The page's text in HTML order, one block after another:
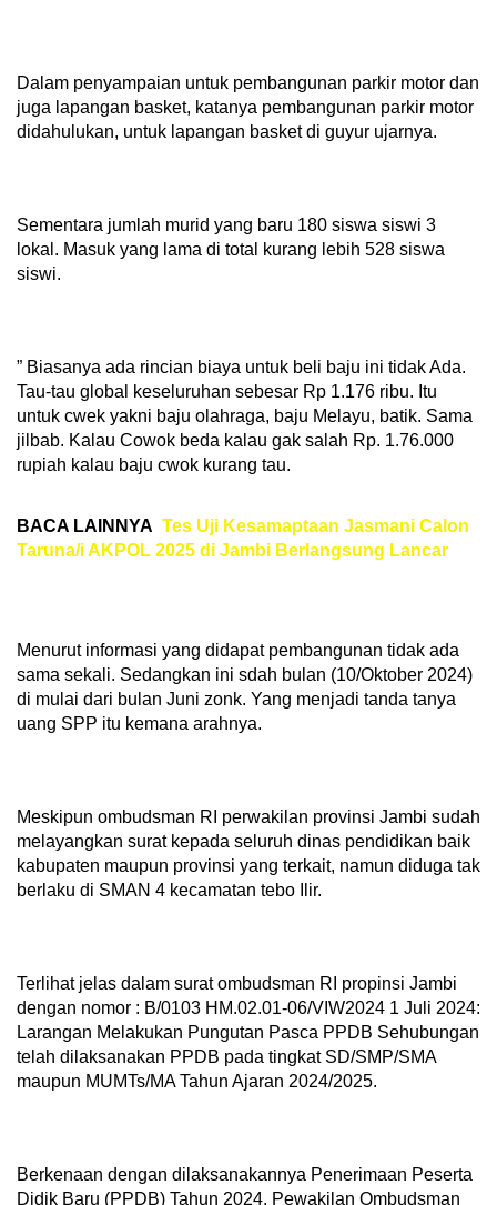
Dalam penyampaian untuk pembangunan parkir motor dan
juga lapangan basket, katanya pembangunan parkir motor
didahulukan, untuk lapangan basket di guyur ujarnya.
Sementara jumlah murid yang baru 180 siswa siswi 3
lokal. Masuk yang lama di total kurang lebih 528 siswa
siswi.
” Biasanya ada rincian biaya untuk beli baju ini tidak Ada.
Tau-tau global keseluruhan sebesar Rp 1.176 ribu. Itu
untuk cwek yakni baju olahraga, baju Melayu, batik. Sama
jilbab. Kalau Cowok beda kalau gak salah Rp. 1.76.000
rupiah kalau baju cwok kurang tau.
BACA LAINNYA Tes Uji Kesamaptaan Jasmani Calon
Taruna/i AKPOL 2025 di Jambi Berlangsung Lancar
Menurut informasi yang didapat pembangunan tidak ada
sama sekali. Sedangkan ini sdah bulan (10/Oktober 2024)
di mulai dari bulan Juni zonk. Yang menjadi tanda tanya
uang SPP itu kemana arahnya.
Meskipun ombudsman RI perwakilan provinsi Jambi sudah
melayangkan surat kepada seluruh dinas pendidikan baik
kabupaten maupun provinsi yang terkait, namun diduga tak
berlaku di SMAN 4 kecamatan tebo Ilir.
Terlihat jelas dalam surat ombudsman RI propinsi Jambi
dengan nomor : B/0103 HM.02.01-06/VIW2024 1 Juli 2024:
Larangan Melakukan Pungutan Pasca PPDB Sehubungan
telah dilaksanakan PPDB pada tingkat SD/SMP/SMA
maupun MUMTs/MA Tahun Ajaran 2024/2025.
Berkenaan dengan dilaksanakannya Penerimaan Peserta
Didik Baru (PPDB) Tahun 2024, Pewakilan Ombudsman